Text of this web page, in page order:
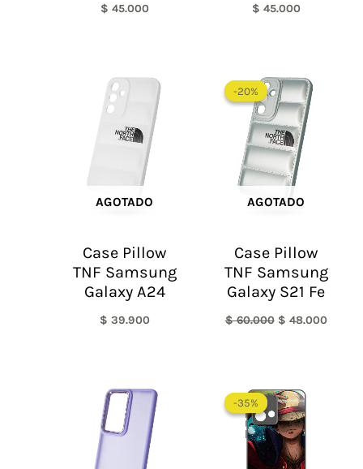
$ 45.000 $ 45.000
AGOTADO
Case Pillow
TNF Samsung
Galaxy A24
$ 39.900
-20%
AGOTADO
-20%
Case Pillow
TNF Samsung
Galaxy S21 Fe
$60.000
precio
original
era:
$ 60.000.
$ 48.000
-35%
-35%